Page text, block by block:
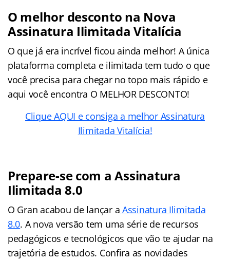
O melhor desconto na Nova
Assinatura Ilimitada Vitalícia
O que já era incrível ficou ainda melhor! A única
plataforma completa e ilimitada tem tudo o que
você precisa para chegar no topo mais rápido e
aqui você encontra O MELHOR DESCONTO!
Clique AQUI e consiga a melhor Assinatura
Ilimitada Vitalícia!
Prepare-se com a Assinatura
Ilimitada 8.0
O Gran acabou de lançar a Assinatura Ilimitada
8.0. A nova versão tem uma série de recursos
pedagógicos e tecnológicos que vão te ajudar na
trajetória de estudos. Confira as novidades